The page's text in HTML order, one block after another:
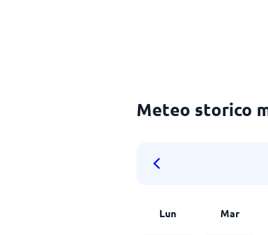
Meteo storico
Lun Mar